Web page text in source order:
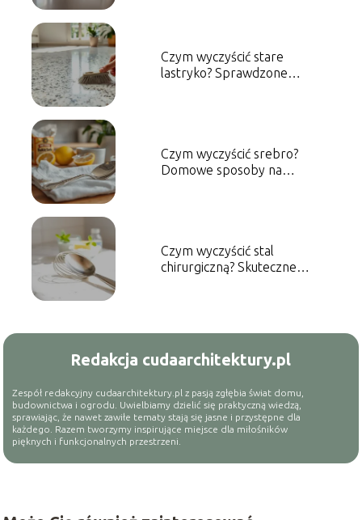
Czym wyczyścić stare
lastryko? Sprawdzone
Czym wyczyścić srebro?
Domowe sposoby na
Czym wyczyścić stal
chirurgiczną? Skuteczne
Redakcja cudaarchitektury.pl
Zespół redakcyjny cudaarchitektury.pl z pasją zgłębia świat domu,
budownictwa i ogrodu. Uwielbiamy dzielić się praktyczną wiedzą,
sprawiając, że nawet zawiłe tematy stają się jasne i przystępne dla
każdego. Razem tworzymy inspirujące miejsce dla miłośników
pięknych i funkcjonalnych przestrzeni.